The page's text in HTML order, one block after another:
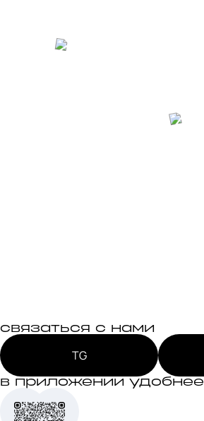
связаться с нами
TG
в приложении удобнее